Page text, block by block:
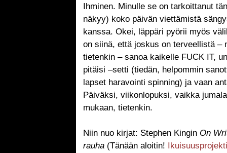
Ihminen. Minulle se on tarkoittanut
näkyy) koko päivän viettämistä
kanssa. Okei, läppäri pyörii myös
on siinä, että joskus on terveellistä –
tietenkin – sanoa kaikelle FUCK IT,
pitäisi –setti (tiedän, helpommin
lapset haravointi spinning) ja vaan
Päiväksi, viikonlopuksi, vaikka
mukaan, tietenkin.
Niin nuo kirjat: Stephen Kingin On
rauha (Tänään aloitin! Ikuisuusprojekti